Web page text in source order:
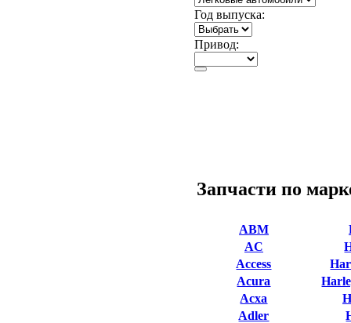
Год выпуска:
Привод:
Запчасти по
ABM
AC
Access
Acura
Acxa
Adler